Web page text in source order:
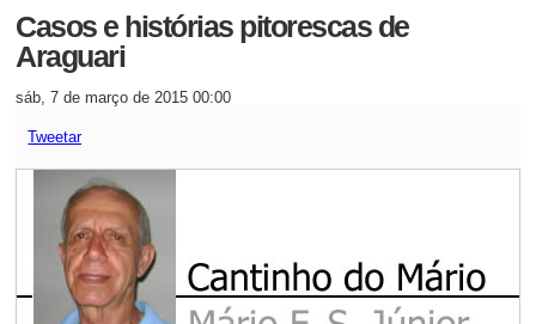
Casos e histórias pitorescas de
Araguari
sáb, 7 de março de 2015 00:00
Tweetar